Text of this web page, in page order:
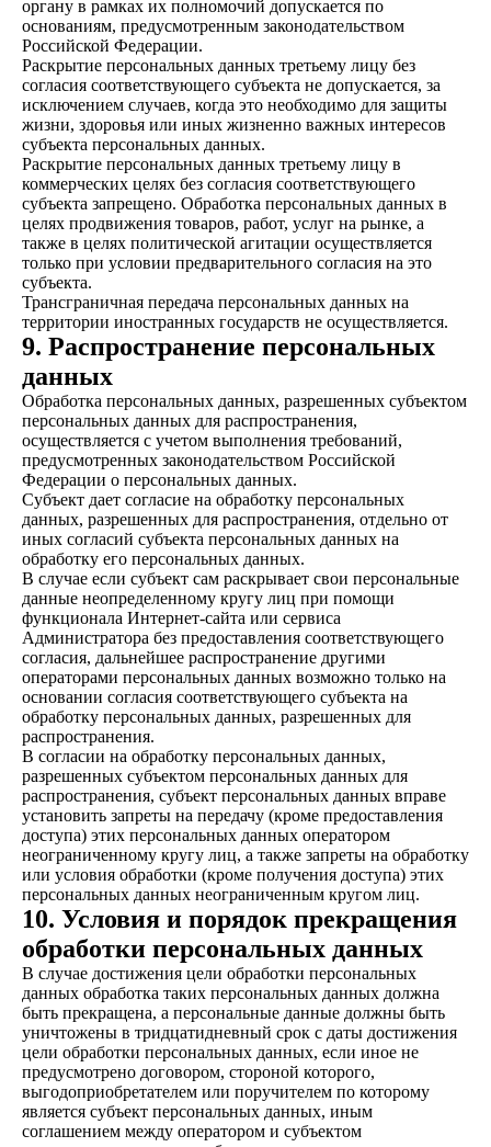
органу в рамках их полномочий допускается по
основаниям, предусмотренным законодательством
Российской Федерации.
Раскрытие персональных данных третьему лицу без
согласия соответствующего субъекта не допускается, за
исключением случаев, когда это необходимо для защиты
жизни, здоровья или иных жизненно важных интересов
субъекта персональных данных.
Раскрытие персональных данных третьему лицу в
коммерческих целях без согласия соответствующего
субъекта запрещено. Обработка персональных данных в
целях продвижения товаров, работ, услуг на рынке, а
также в целях политической агитации осуществляется
только при условии предварительного согласия на это
субъекта.
Трансграничная передача персональных данных на
территории иностранных государств не осуществляется.
9. Распространение персональных
данных
Обработка персональных данных, разрешенных субъектом
персональных данных для распространения,
осуществляется с учетом выполнения требований,
предусмотренных законодательством Российской
Федерации о персональных данных.
Субъект дает согласие на обработку персональных
данных, разрешенных для распространения, отдельно от
иных согласий субъекта персональных данных на
обработку его персональных данных.
В случае если субъект сам раскрывает свои персональные
данные неопределенному кругу лиц при помощи
функционала Интернет-сайта или сервиса
Администратора без предоставления соответствующего
согласия, дальнейшее распространение другими
операторами персональных данных возможно только на
основании согласия соответствующего субъекта на
обработку персональных данных, разрешенных для
распространения.
В согласии на обработку персональных данных,
разрешенных субъектом персональных данных для
распространения, субъект персональных данных вправе
установить запреты на передачу (кроме предоставления
доступа) этих персональных данных оператором
неограниченному кругу лиц, а также запреты на обработку
или условия обработки (кроме получения доступа) этих
персональных данных неограниченным кругом лиц.
10. Условия и порядок прекращения
обработки персональных данных
В случае достижения цели обработки персональных
данных обработка таких персональных данных должна
быть прекращена, а персональные данные должны быть
уничтожены в тридцатидневный срок с даты достижения
цели обработки персональных данных, если иное не
предусмотрено договором, стороной которого,
выгодоприобретателем или поручителем по которому
является субъект персональных данных, иным
соглашением между оператором и субъектом